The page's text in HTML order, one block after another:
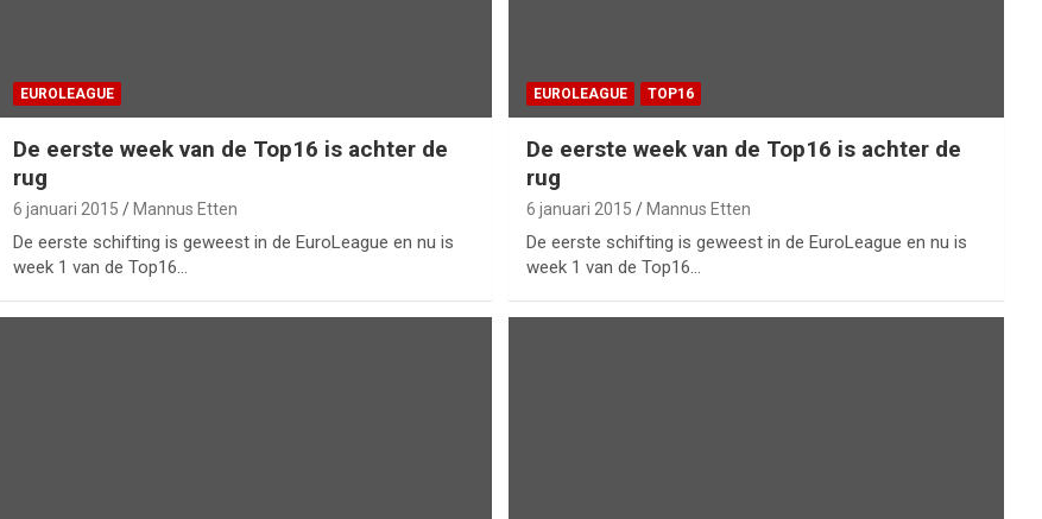
EUROLEAGUE
De eerste week van de Top16 is achter de
rug
6 januari 2015 Mannus Etten
De eerste schifting is geweest in de EuroLeague en nu is
week 1 van de Top16…
EUROLEAGUE TOP16
De eerste week van de Top16 is achter de
rug
6 januari 2015 Mannus Etten
De eerste schifting is geweest in de EuroLeague en nu is
week 1 van de Top16…